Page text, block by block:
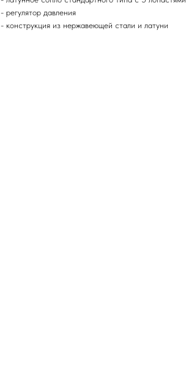
- регулятор давления
- конструкция из нержавеющей стали и латуни